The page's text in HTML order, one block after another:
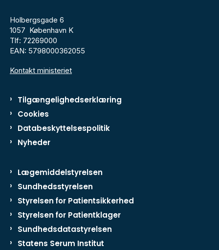
Holbergsgade 6
1057 København K
Tlf: 72269000
EAN: 5798000362055
Kontakt ministeriet
Tilgængelighedserklæring
Cookies
Databeskyttelsespolitik
Nyheder
Lægemiddelstyrelsen
Sundhedsstyrelsen
Styrelsen for Patientsikkerhed
Styrelsen for Patientklager
Sundhedsdatastyrelsen
Statens Serum Institut